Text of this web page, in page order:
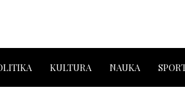
KULTURA NAUKA